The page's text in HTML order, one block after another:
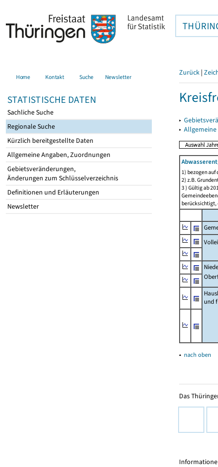
Home Kontakt Suche Newsletter
STATISTISCHE DATEN
Sachliche Suche
Regionale Suche
Kürzlich bereitgestellte Daten
Allgemeine Angaben, Zuordnungen
Gebietsveränderungen,
Änderungen zum Schlüsselverzeichnis
Definitionen und Erläuterungen
Newsletter
Zurück |
▸
▸
1) bezogen auf
2) z.B.
3 ) Gültig ab
berücksichtigt,
und
▴ nach oben
Das